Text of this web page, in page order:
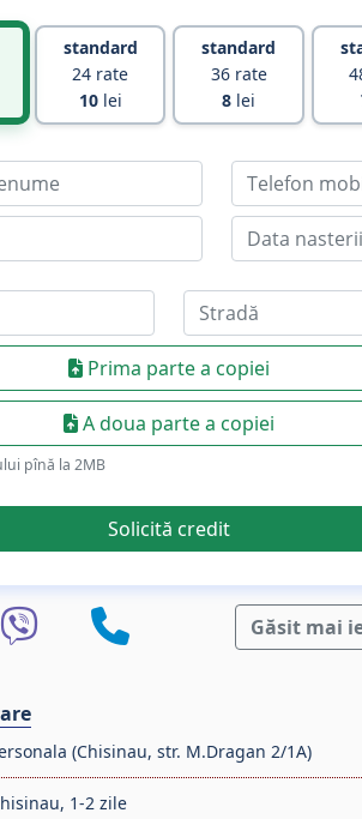
standard
24 rate
10lei
standard
36 rate
8 lei
Prima parte a copiei
A doua parte a copiei
pînă la 2МB
Solicită credit
Găsit mai
(Chisinau, str. M.Dragan 2/1A)
1-2 zile